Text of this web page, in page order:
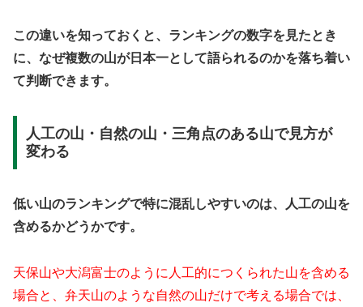
この違いを知っておくと、ランキングの数字を見たとき
に、なぜ複数の山が日本一として語られるのかを落ち着い
て判断できます。
人工の山・自然の山・三角点のある山で見方が
変わる
低い山のランキングで特に混乱しやすいのは、人工の山を
含めるかどうかです。
天保山や大潟富士のように人工的につくられた山を含める
場合と、弁天山のような自然の山だけで考える場合では、